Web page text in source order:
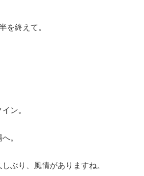
を終えて。
ン。
。
ぶり、風情がありますね。